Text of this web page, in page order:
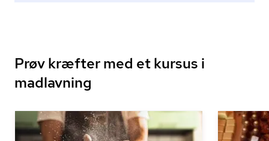
Prøv kræfter med et kursus i
madlavning